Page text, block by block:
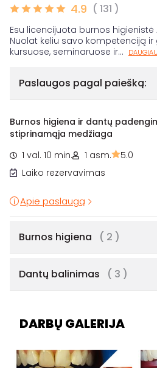
4.9 ( 131 )
Esu licencijuota burnos higienistė
Nuolat keliu savo kompetenciją ir
kursuose, seminaruose ir... DAUGIAU
Paslaugos pagal paiešką:
Burnos higiena ir dantų
stiprinamąja medžiaga
1 val. 10 min.
1 asm.
5.0
Laiko rezervavimas
Apie paslaugą
Burnos higiena ( 2 )
Dantų balinimas ( 3 )
DARBŲ GALERIJA